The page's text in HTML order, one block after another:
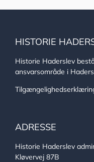
HISTORIE
Historie Haderslev
ansvarsområde i
ADRESSE
Historie Haderslev
Kløvervej 87B